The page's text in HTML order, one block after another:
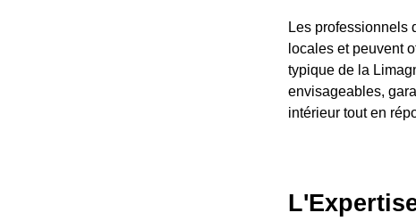
Les professionnels
locales et peuvent
typique de la
envisageables,
intérieur tout en